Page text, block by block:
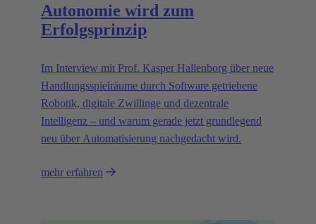
Autonomie wird zum
Erfolgsprinzip
Im Interview mit Prof. Kasper Hallenborg über neue
Handlungsspielräume durch Software getriebene
Robotik, digitale Zwillinge und dezentrale
Intelligenz – und warum gerade jetzt grundlegend
neu über Automatisierung nachgedacht wird.
mehr erfahren